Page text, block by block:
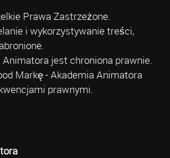
Prawa Zastrzeżone.
i wykorzystywanie treści,
Animatora jest chroniona prawnie.
Markę - Akademia Animatora
prawnymi.